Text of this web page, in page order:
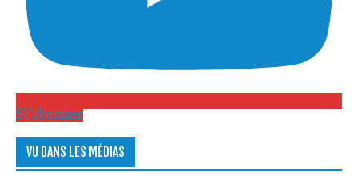
S\'abonner
VU DANS LES MÉDIAS